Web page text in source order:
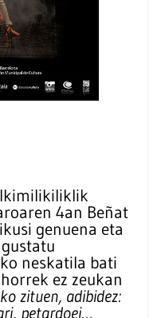
4an Beñat
genuena eta
neskatila bati
ez zeukan
zituen, adibidez:
petardoei…